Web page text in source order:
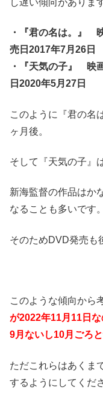
・『君の名は。』
売日2017年7月26日
・『天気の子』 映
日2020年5月27日
このように『君の名
ヶ月後。
そして『天気の子』
新海監督の作品はか
なることも多いです。
そのためDVD発売も
このような傾向から
が2022年11月11日な
9月ないし10月ごろ
ただこれらはあくま
するようにしてくだ